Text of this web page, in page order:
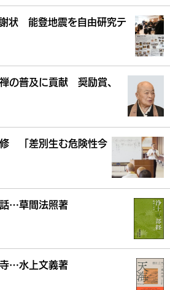
状 能登地震を自由研究テ
の普及に貢献 奨励賞、
「差別生む危険性今
…草間法照著
…水上文義著